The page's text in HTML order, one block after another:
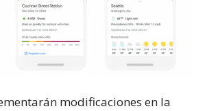
modificaciones en la